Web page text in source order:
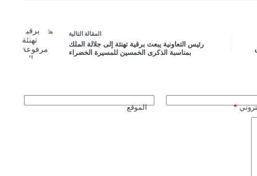
المقالة التالية
رئيس التعاونية يبعث برقية تهنئة إلى جلالة الملك
بمناسبة الذكرى الخمسين للمسيرة الخضراء
* الموقع